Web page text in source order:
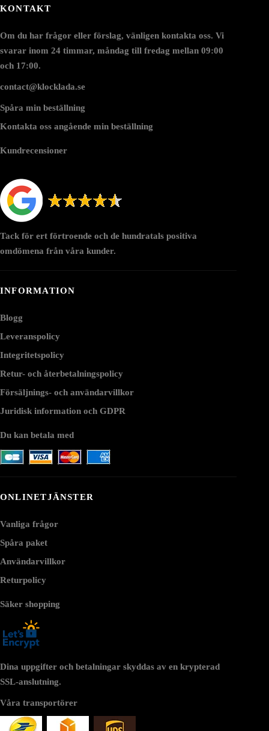
KONTAKT
Om du har frågor eller förslag, vänligen kontakta oss. Vi
svarar inom 24 timmar, måndag till fredag mellan 09:00
och 17:00.
contact@klocklada.se
Spåra min beställning
Kontakta oss angående min beställning
Kundrecensioner
Tack för ert förtroende och de hundratals positiva
omdömena från våra kunder.
INFORMATION
Blogg
Leveranspolicy
Integritetspolicy
Retur- och återbetalningspolicy
Försäljnings- och användarvillkor
Juridisk information och GDPR
Du kan betala med
ONLINETJÄNSTER
Vanliga frågor
Spåra paket
Användarvillkor
Returpolicy
Säker shopping
Dina uppgifter och betalningar skyddas av en krypterad
SSL-anslutning.
Våra transportörer